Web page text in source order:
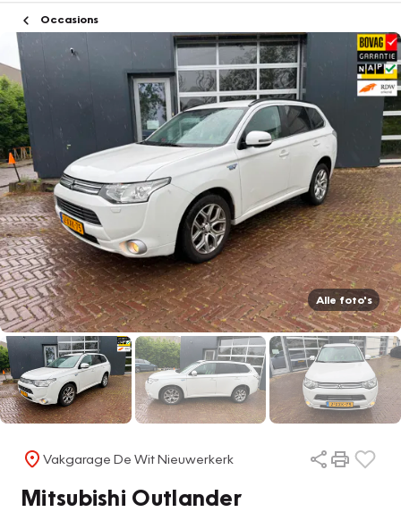
Occasions
Alle foto's
Vakgarage De Wit Nieuwerkerk
Mitsubishi Outlander